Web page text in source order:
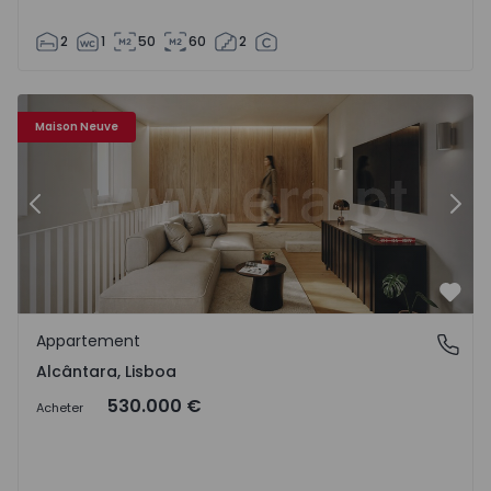
2 1 50 60 2
Maison Neuve
Appartement T2 Lisboa, Lisboa - 1535736 - 4
Précédent
Alcântara, Lisboa
Appartement
Alcântara, Lisboa
Acheter 530.000 €